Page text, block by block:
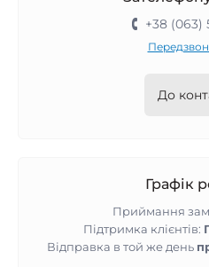
+38 (063)
До
Графік
Приймання
Підтримка клієнтів:
Відправка в той же день